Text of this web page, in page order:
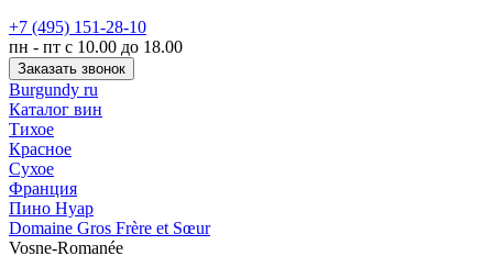
+7 (495) 151-28-10
пн - пт с 10.00 до 18.00
Заказать звонок
Burgundy ru
Каталог вин
Тихое
Красное
Сухое
Франция
Пино Нуар
Domaine Gros Frère et Sœur
Vosne-Romanée